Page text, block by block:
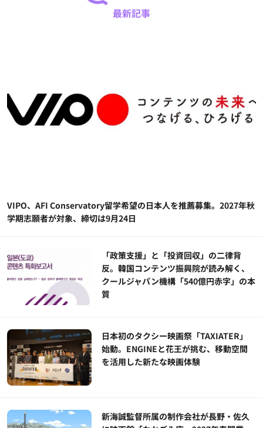
最新記事
VIPO、AFI Conservatory留学希望の日本人を推薦募集。2027年秋
学期志願者が対象、締切は9月24日
「政策支援」と「投資回収」の二律背
反。韓国コンテンツ振興院が読み解く、
クールジャパン機構「540億円赤字」の本
質
日本初のタクシー映画祭「TAXIATER」
始動。ENGINEと花王が挑む、移動空間
を活用した新たな映画体験
新海誠監督所属の制作会社が長野・佐久